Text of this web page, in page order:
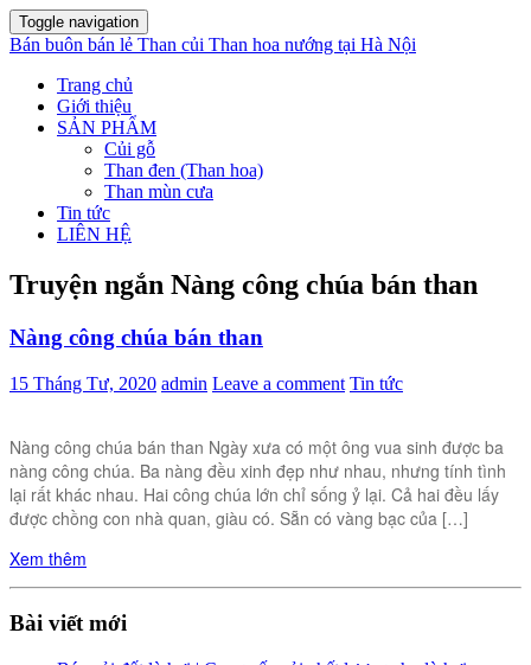
Toggle navigation
Bán buôn bán lẻ Than củi Than hoa nướng tại Hà Nội
Trang chủ
Giới thiệu
SẢN PHẨM
Củi gỗ
Than đen (Than hoa)
Than mùn cưa
Tin tức
LIÊN HỆ
Truyện ngắn Nàng công chúa bán than
Nàng công chúa bán than
15 Tháng Tư, 2020 admin Leave a comment Tin tức
Nàng công chúa bán than Ngày xưa có một ông vua sinh được ba
nàng công chúa. Ba nàng đều xinh đẹp như nhau, nhưng tính tình
lại rất khác nhau. Hai công chúa lớn chỉ sống ỷ lại. Cả hai đều lấy
được chồng con nhà quan, giàu có. Sẵn có vàng bạc của […]
Xem thêm
Bài viết mới